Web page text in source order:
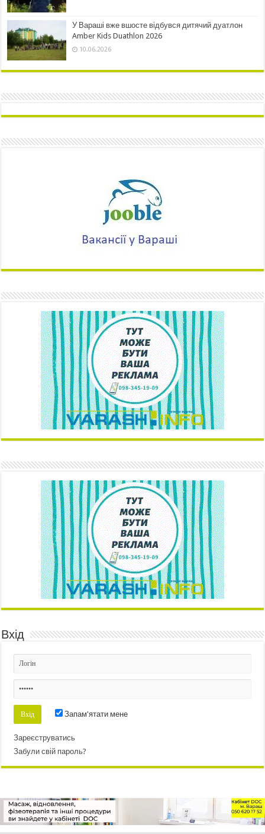
У Вараші вже вшосте відбувся дитячий дуатлон
Amber Kids Duathlon 2026
10.06.2026
Вхід
Запам'ятати мене
Зареєструватись
Забули свій пароль?